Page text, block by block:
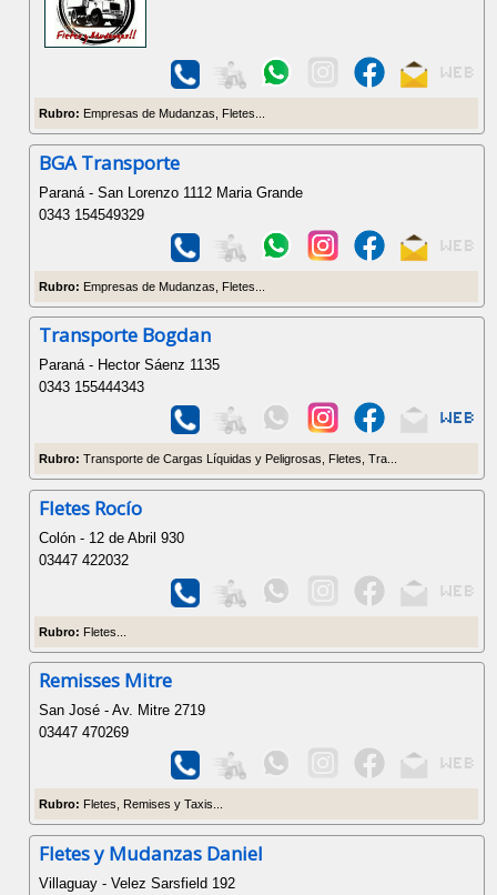
Rubro: Empresas de Mudanzas, Fletes...
BGA Transporte
Paraná - San Lorenzo 1112 Maria Grande
0343 154549329
Rubro: Empresas de Mudanzas, Fletes...
Transporte Bogdan
Paraná - Hector Sáenz 1135
0343 155444343
Rubro: Transporte de Cargas Líquidas y Peligrosas, Fletes, Tra...
Fletes Rocío
Colón - 12 de Abril 930
03447 422032
Rubro: Fletes...
Remisses Mitre
San José - Av. Mitre 2719
03447 470269
Rubro: Fletes, Remises y Taxis...
Fletes y Mudanzas Daniel
Villaguay - Velez Sarsfield 192